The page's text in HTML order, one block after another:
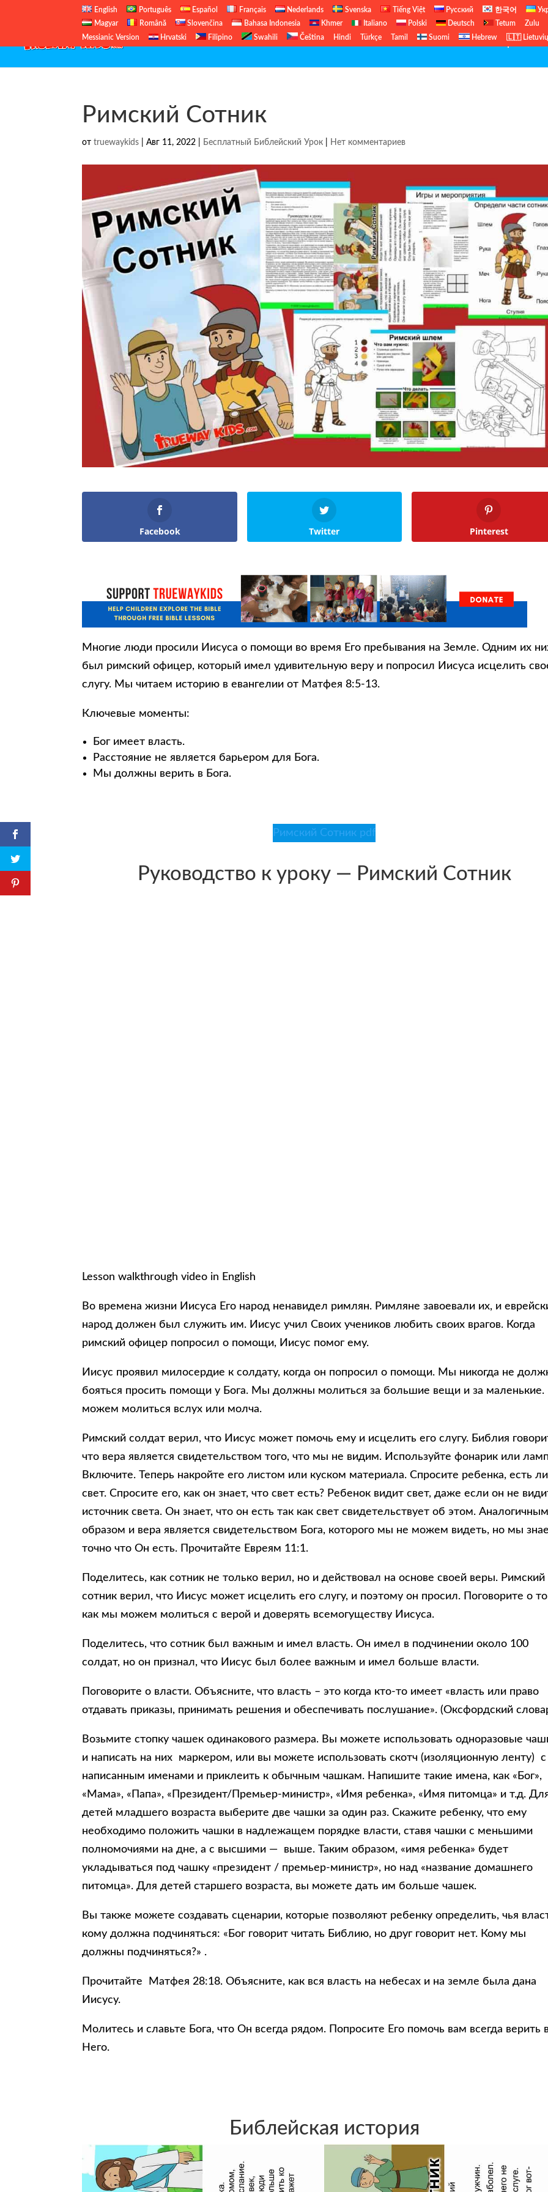
English Português Español Français Nederlands Svenska Tiếng Việt Русский 한국어
Magyar
Română Slovenčina Bahasa Indonesia Khmer Italiano Polski Deutsch Tetum
Zulu
Messianic Version
Hrvatski Filipino Swahili Čeština Hindi Türkçe Tamil Suomi Hebrew 🇱🇹
Бесплатный Библейский Урок
Римский Сотник
отtruewaykids |Авг 11, 2022 Бесплатный Библейский Урок Нет комментариев
Facebook Twitter Pinterest
Многие люди просили Иисуса о помощи во время Его пребывания на Земле. Одним их
был римский офицер, который имел удивительную веру и попросил Иисуса исцелить
слугу. Мы читаем историю в евангелии от Матфея 8:5-13.
Ключевые моменты:
Бог имеет власть.
Расстояние не является барьером для Бога.
Мы должны верить в Бога.
Римский Сотник pdf
Руководство к уроку — Римский Сотник
Lesson walkthrough video in English
Во времена жизни Иисуса Его народ ненавидел римлян. Римляне завоевали их, и
народ должен был служить им. Иисус учил Своих учеников любить своих врагов. Когда
римский офицер попросил о помощи, Иисус помог ему.
Иисус проявил милосердие к солдату, когда он попросил о помощи. Мы никогда не
бояться просить помощи у Бога. Мы должны молиться за большие вещи и за
можем молиться вслух или молча.
Римский солдат верил, что Иисус может помочь ему и исцелить его слугу. Библия
что вера является свидетельством того, что мы не видим. Используйте фонарик или
Включите. Теперь накройте его листом или куском материала. Спросите ребенка, есть ли
свет. Спросите его, как он знает, что свет есть? Ребенок видит свет, даже если он не
источник света. Он знает, что он есть так как свет свидетельствует об этом.
образом и вера является свидетельством Бога, которого мы не можем видеть, но мы
точно что Он есть. Прочитайте Евреям 11:1.
Поделитесь, как сотник не только верил, но и действовал на основе своей веры. Римский
сотник верил, что Иисус может исцелить его слугу, и поэтому он просил. Поговорите о
как мы можем молиться с верой и доверять всемогуществу Иисуса.
Поделитесь, что сотник был важным и имел власть. Он имел в подчинении около 100
солдат, но он признал, что Иисус был более важным и имел больше власти.
Поговорите о власти. Объясните, что власть – это когда кто-то имеет «власть или право
отдавать приказы, принимать решения и обеспечивать послушание». (Оксфордский
Возьмите стопку чашек одинакового размера. Вы можете использовать одноразовые
и написать на них маркером, или вы можете использовать скотч (изоляционную ленту) с
написанным именами и приклеить к обычным чашкам. Напишите такие имена, как «Бог»,
«Мама», «Папа», «Президент/Премьер-министр», «Имя ребенка», «Имя питомца» и т.д.
детей младшего возраста выберите две чашки за один раз. Скажите ребенку, что ему
необходимо положить чашки в надлежащем порядке власти, ставя чашки с меньшими
полномочиями на дне, а с высшими — выше. Таким образом, «имя ребенка» будет
укладываться под чашку «президент / премьер-министр», но над «название домашнего
питомца». Для детей старшего возраста, вы можете дать им больше чашек.
Вы также можете создавать сценарии, которые позволяют ребенку определить, чья
кому должна подчиняться: «Бог говорит читать Библию, но друг говорит нет. Кому мы
должны подчиняться?» .
Прочитайте Матфея 28:18. Объясните, как вся власть на небесах и на земле была дана
Иисусу.
Молитесь и славьте Бога, что Он всегда рядом. Попросите Его помочь вам всегда верить
Него.
Библейская история